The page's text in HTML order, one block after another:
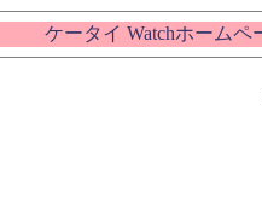
ケータイ Watchホームペ